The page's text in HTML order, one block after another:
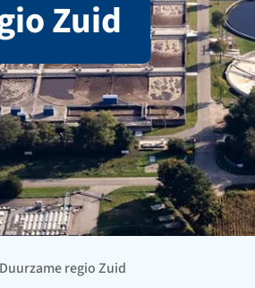
Zuid
Duurzame regio Zuid